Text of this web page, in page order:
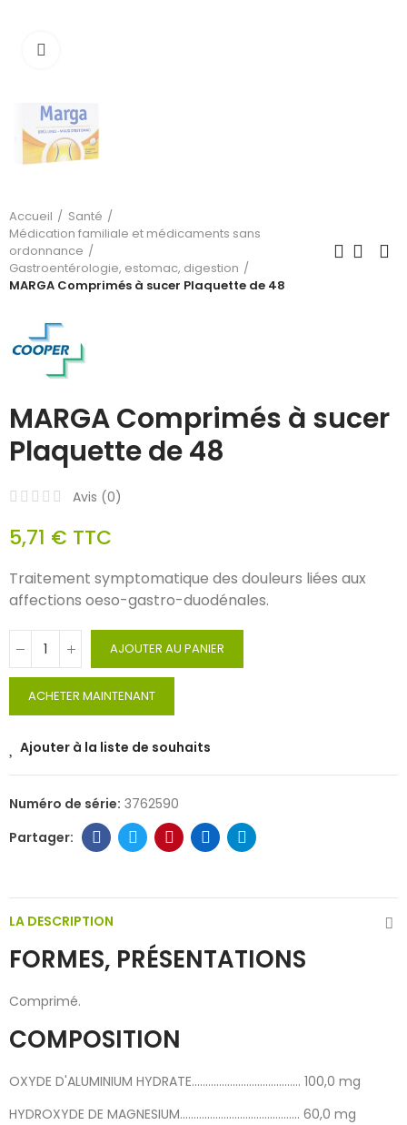
Accueil
Santé
Médication familiale et médicaments sans
ordonnance
Gastroentérologie, estomac, digestion
MARGA Comprimés à sucer Plaquette de 48
MARGA Comprimés à sucer
Plaquette de 48
Avis (0)
5,71 € TTC
Traitement symptomatique des douleurs liées aux
affections oeso-gastro-duodénales.
AJOUTER AU PANIER
ACHETER MAINTENANT
Ajouter à la liste de souhaits
Numéro de série: 3762590
LA DESCRIPTION
FORMES, PRÉSENTATIONS
Comprimé.
COMPOSITION
OXYDE D'ALUMINIUM HYDRATE........................................ 100,0 mg
HYDROXYDE DE MAGNESIUM............................................ 60,0 mg